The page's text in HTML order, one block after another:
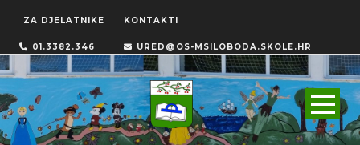
ZA DJELATNIKE KONTAKTI
01.3382.346 URED@OS-MSILOBODA.SKOLE.HR